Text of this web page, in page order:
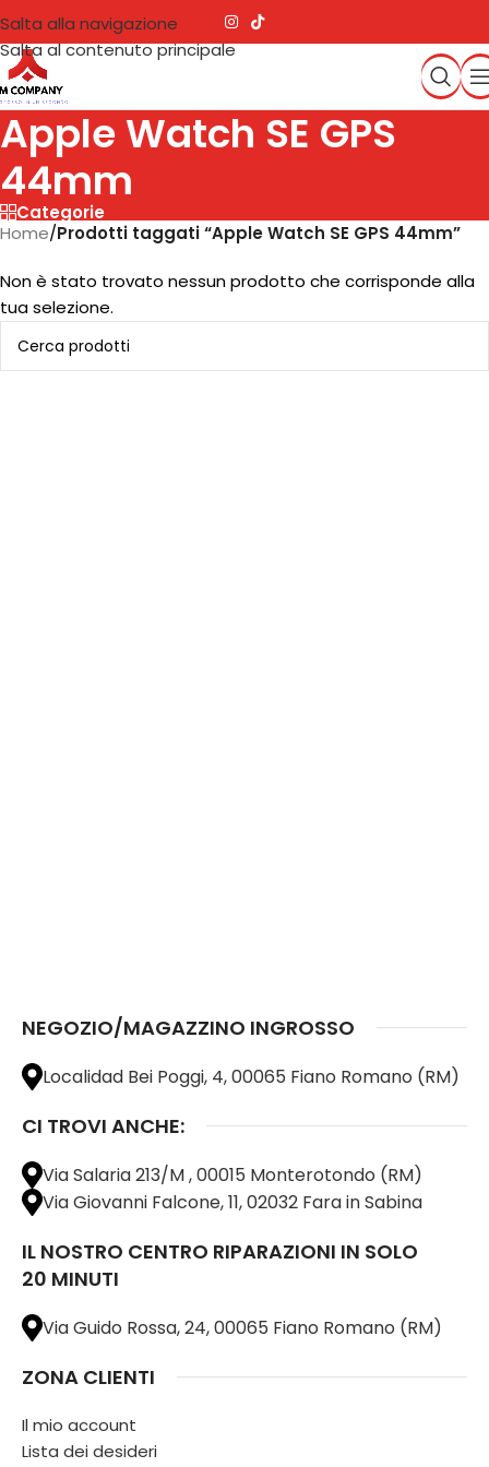
Salta alla navigazione
Salta al contenuto principale
Apple Watch SE GPS
44mm
Categorie
Home/Prodotti taggati “Apple Watch SE GPS 44mm”
Non è stato trovato nessun prodotto che corrisponde alla
tua selezione.
NEGOZIO/MAGAZZINO INGROSSO
Localidad Bei Poggi, 4, 00065 Fiano Romano (RM)
CI TROVI ANCHE:
Via Salaria 213/M , 00015 Monterotondo (RM)
Via Giovanni Falcone, 11, 02032 Fara in Sabina
IL NOSTRO CENTRO RIPARAZIONI IN SOLO
20 MINUTI
Via Guido Rossa, 24, 00065 Fiano Romano (RM)
ZONA CLIENTI
Il mio account
Lista dei desideri